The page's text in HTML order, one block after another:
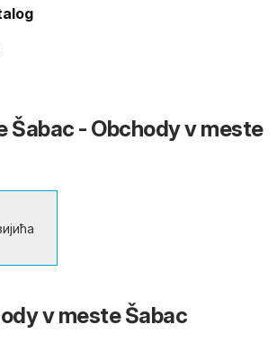
Šabac - Obchody v meste
v meste Šabac